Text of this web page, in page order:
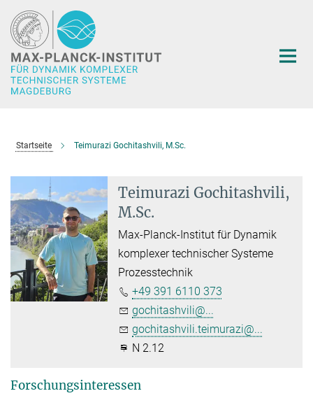
Hauptinhalt
Startseite Teimurazi Gochitashvili, M.Sc.
Teimurazi Gochitashvili,
M.Sc.
Max-Planck-Institut für Dynamik
komplexer technischer Systeme
Prozesstechnik
+49 391 6110 373
gochitashvili@...
gochitashvili.teimurazi@...
N 2.12
Forschungsinteressen